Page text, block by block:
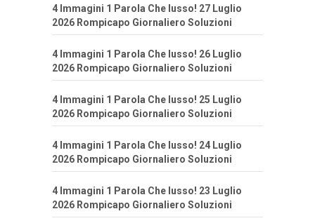
4 Immagini 1 Parola Che lusso! 27 Luglio
2026 Rompicapo Giornaliero Soluzioni
4 Immagini 1 Parola Che lusso! 26 Luglio
2026 Rompicapo Giornaliero Soluzioni
4 Immagini 1 Parola Che lusso! 25 Luglio
2026 Rompicapo Giornaliero Soluzioni
4 Immagini 1 Parola Che lusso! 24 Luglio
2026 Rompicapo Giornaliero Soluzioni
4 Immagini 1 Parola Che lusso! 23 Luglio
2026 Rompicapo Giornaliero Soluzioni